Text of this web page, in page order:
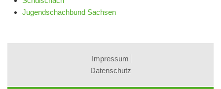
Jugendschachbund Sachsen
Impressum
Datenschutz